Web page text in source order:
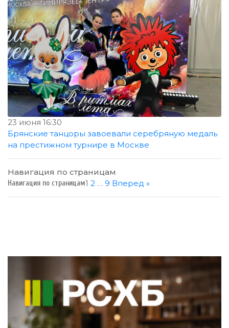
23 июня 16:30
Брянские танцоры завоевали серебряную медаль
на престижном турнире в Москве
Навигация по страницам
Навигация по страницам1 2 … 9 Вперед »